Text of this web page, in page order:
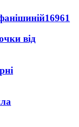
16961
від